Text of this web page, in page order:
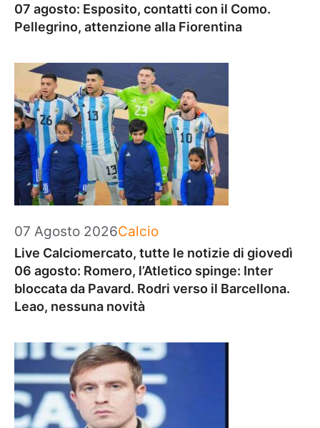
07 agosto: Esposito, contatti con il Como.
Pellegrino, attenzione alla Fiorentina
07 Agosto 2026Categorie
Calcio
Live Calciomercato, tutte le notizie di giovedì
06 agosto: Romero, l’Atletico spinge: Inter
bloccata da Pavard. Rodri verso il Barcellona.
Leao, nessuna novità